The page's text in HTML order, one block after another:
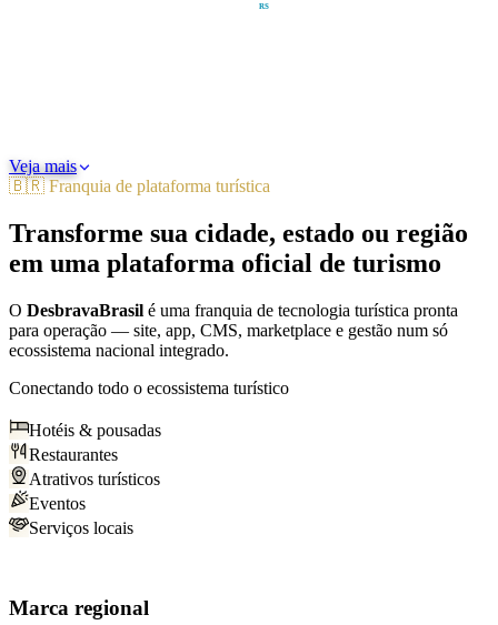
RS
Veja mais
🇧🇷 Franquia de plataforma turística
Transforme sua cidade, estado ou região
em uma plataforma oficial de turismo
O DesbravaBrasil é uma franquia de tecnologia turística pronta
para operação — site, app, CMS, marketplace e gestão num só
ecossistema nacional integrado.
Conectando todo o ecossistema turístico
Hotéis & pousadas
Restaurantes
Atrativos turísticos
Eventos
Serviços locais
Marca regional